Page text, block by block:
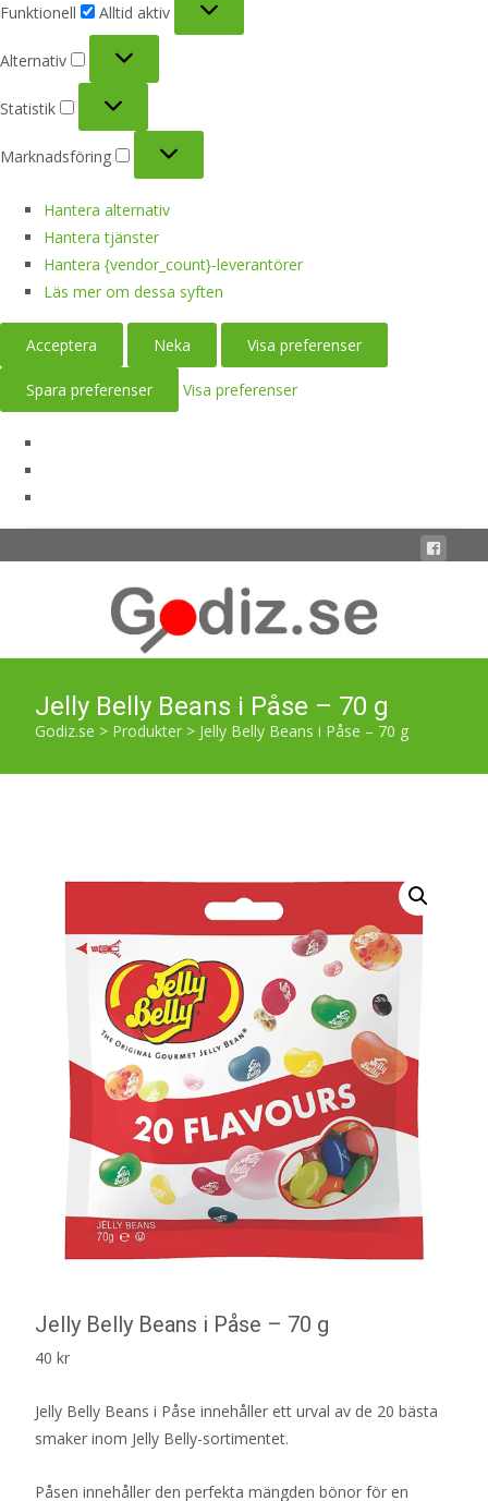
Funktionell
Alltid aktiv
Alternativ
Statistik
Marknadsföring
Hantera alternativ
Hantera tjänster
Hantera {vendor_count}-leverantörer
Läs mer om dessa syften
Acceptera Neka Visa preferenser
Spara preferenser Visa preferenser
Jelly Belly Beans i Påse – 70 g
Godiz.se > Produkter > Jelly Belly Beans i Påse – 70 g
Jelly Belly Beans i Påse – 70 g
40 kr
Jelly Belly Beans i Påse innehåller ett urval av de 20 bästa
smaker inom Jelly Belly-sortimentet.
Påsen innehåller den perfekta mängden bönor för en